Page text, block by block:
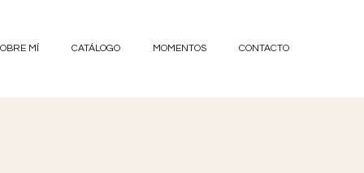
MÍ CATÁLOGO MOMENTOS CONTACTO